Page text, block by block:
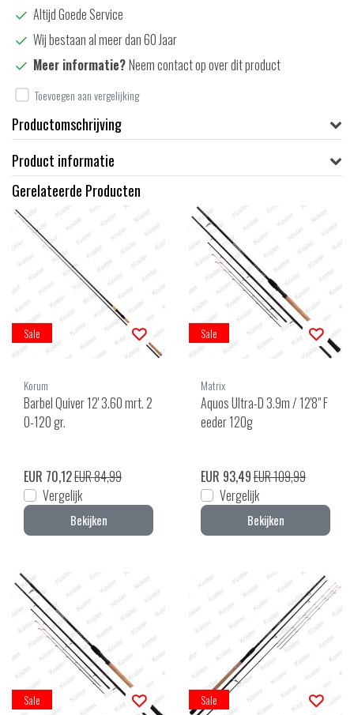
Altijd Goede Service
Wij bestaan al meer dan 60 Jaar
Meer informatie?Neem contact op over dit product
Toevoegen aan vergelijking
Productomschrijving
Product informatie
Gerelateerde Producten
Sale
Korum
Barbel Quiver 12' 3.60 mrt. 2
0-120 gr.
EUR 70,12EUR 84,99
Vergelijk
Bekijken
Sale
Matrix
Aquos Ultra-D 3.9m / 12'8" F
eeder 120g
EUR 93,49EUR 109,99
Vergelijk
Bekijken
Sale Sale